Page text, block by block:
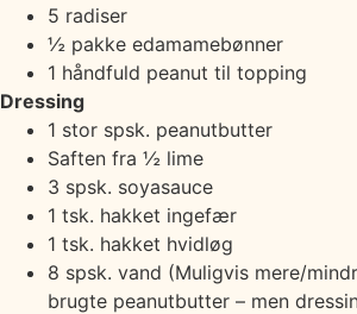
5 radiser
½ pakke edamamebønner
1 håndfuld peanut til topping
Dressing
1 stor spsk. peanutbutter
Saften fra ½ lime
3 spsk. soyasauce
1 tsk. hakket ingefær
1 tsk. hakket hvidløg
8 spsk. vand (Muligvis mere/
brugte peanutbutter – men